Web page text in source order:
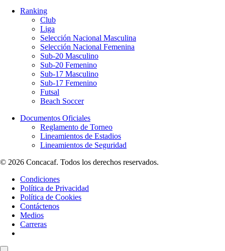
Ranking
Club
Liga
Selección Nacional Masculina
Selección Nacional Femenina
Sub-20 Masculino
Sub-20 Femenino
Sub-17 Masculino
Sub-17 Femenino
Futsal
Beach Soccer
Documentos Oficiales
Reglamento de Torneo
Lineamientos de Estadios
Lineamientos de Seguridad
© 2026 Concacaf. Todos los derechos reservados.
Condiciones
Política de Privacidad
Política de Cookies
Contáctenos
Medios
Carreras